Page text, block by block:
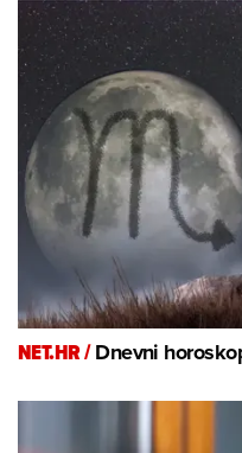
NET.HR /Dnevni